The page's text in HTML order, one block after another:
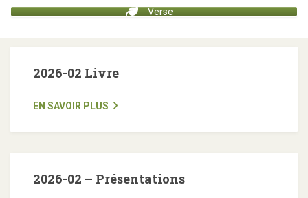
Verse
2026-02 Livre
EN SAVOIR PLUS
2026-02 – Présentations